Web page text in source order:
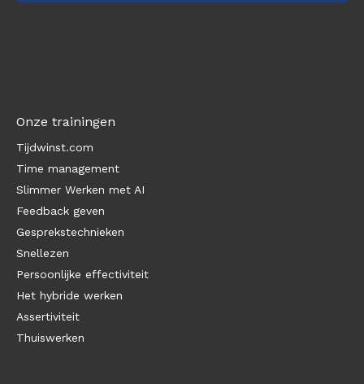
Onze trainingen
Tijdwinst.com
Time management
Slimmer Werken met AI
Feedback geven
Gesprekstechnieken
Snellezen
Persoonlijke effectiviteit
Het hybride werken
Assertiviteit
Thuiswerken